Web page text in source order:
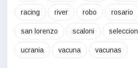
racing river robo rosario
san lorenzo scaloni seleccion
ucrania vacuna vacunas